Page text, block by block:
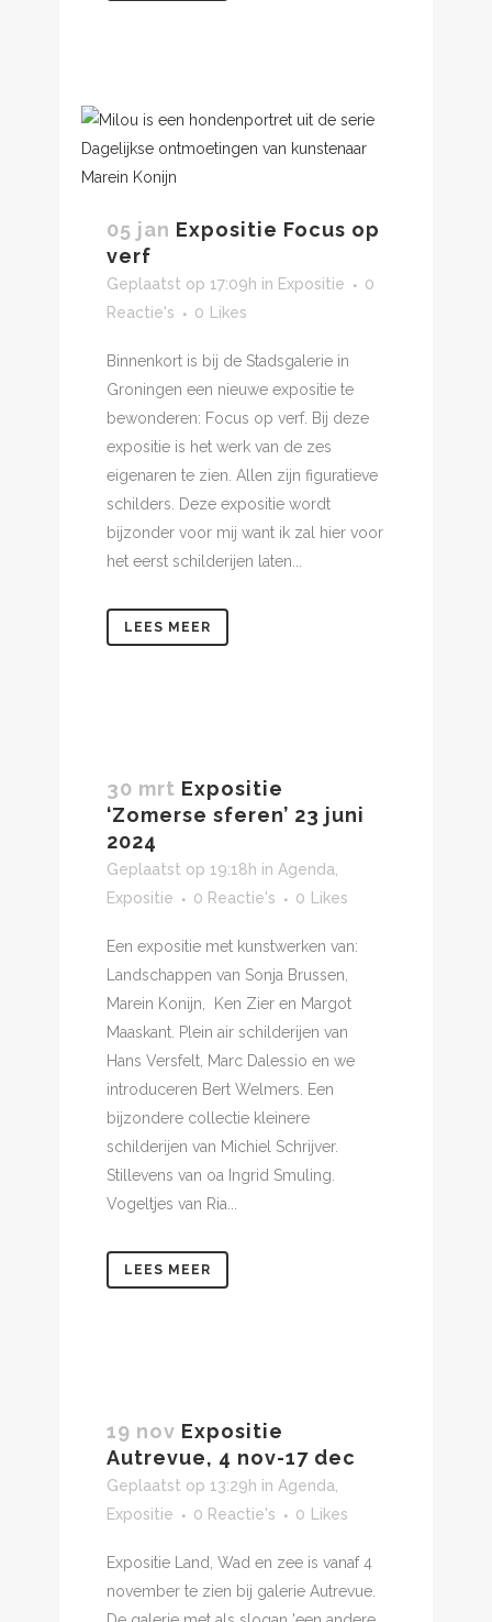
05 jan Expositie Focus op
verf
Geplaatst op 17:09h in Expositie
0
Reactie's
0 Likes
Binnenkort is bij de Stadsgalerie in
Groningen een nieuwe expositie te
bewonderen: Focus op verf. Bij deze
expositie is het werk van de zes
eigenaren te zien. Allen zijn figuratieve
schilders. Deze expositie wordt
bijzonder voor mij want ik zal hier voor
het eerst schilderijen laten...
LEES MEER
30 mrt Expositie
‘Zomerse sferen’ 23 juni
2024
Geplaatst op 19:18h in Agenda
Expositie
0 Reactie's 0 Likes
Een expositie met kunstwerken van:
Landschappen van Sonja Brussen,
Marein Konijn, Ken Zier en Margot
Maaskant. Plein air schilderijen van
Hans Versfelt, Marc Dalessio en we
introduceren Bert Welmers. Een
bijzondere collectie kleinere
schilderijen van Michiel Schrijver.
Stillevens van oa Ingrid Smuling.
Vogeltjes van Ria...
LEES MEER
19 nov Expositie
Autrevue, 4 nov-17 dec
Geplaatst op 13:29h in Agenda
Expositie
0 Reactie's 0 Likes
Expositie Land, Wad en zee is vanaf 4
november te zien bij galerie Autrevue.